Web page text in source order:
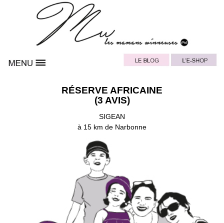
RÉSERVE AFRICAINE
(3 AVIS)
SIGEAN
à 15 km de Narbonne